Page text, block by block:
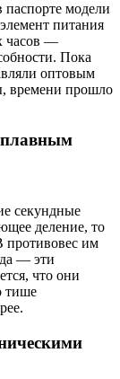
паспорте модели
питания
часов —
Пока
оптовым
времени прошло
плавным
секундные
деление, то
противовес им
— эти
что они
тише